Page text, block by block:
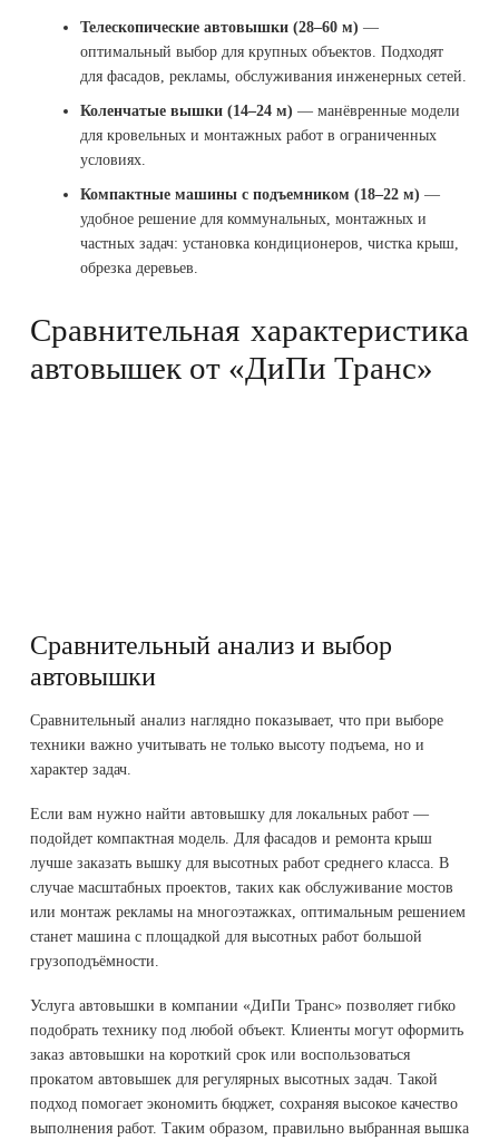
Телескопические автовышки (28–60 м) —
оптимальный выбор для крупных объектов. Подходят
для фасадов, рекламы, обслуживания инженерных сетей.
Коленчатые вышки (14–24 м) — манёвренные модели
для кровельных и монтажных работ в ограниченных
условиях.
Компактные машины с подъемником (18–22 м) —
удобное решение для коммунальных, монтажных и
частных задач: установка кондиционеров, чистка крыш,
обрезка деревьев.
Сравнительная характеристика
автовышек от «ДиПи Транс»
Сравнительный анализ и выбор
автовышки
Сравнительный анализ наглядно показывает, что при выборе
техники важно учитывать не только высоту подъема, но и
характер задач.
Если вам нужно найти автовышку для локальных работ —
подойдет компактная модель. Для фасадов и ремонта крыш
лучше заказать вышку для высотных работ среднего класса. В
случае масштабных проектов, таких как обслуживание мостов
или монтаж рекламы на многоэтажках, оптимальным решением
станет машина с площадкой для высотных работ большой
грузоподъёмности.
Услуга автовышки в компании «ДиПи Транс» позволяет гибко
подобрать технику под любой объект. Клиенты могут оформить
заказ автовышки на короткий срок или воспользоваться
прокатом автовышек для регулярных высотных задач. Такой
подход помогает экономить бюджет, сохраняя высокое качество
выполнения работ. Таким образом, правильно выбранная вышка